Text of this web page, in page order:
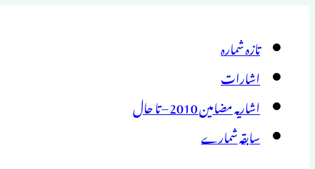
تازہ شمارہ
اشارات
اشاریہ مضامین 2010 – تا حال
سابقہ شمارے